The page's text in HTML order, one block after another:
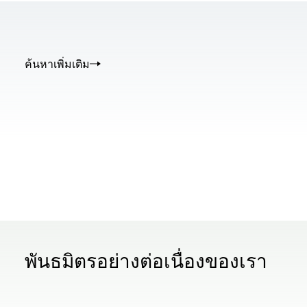
ค้นหาเพิ่มเติม
พันธมิตรอย่างต่อเนื่องของเรา